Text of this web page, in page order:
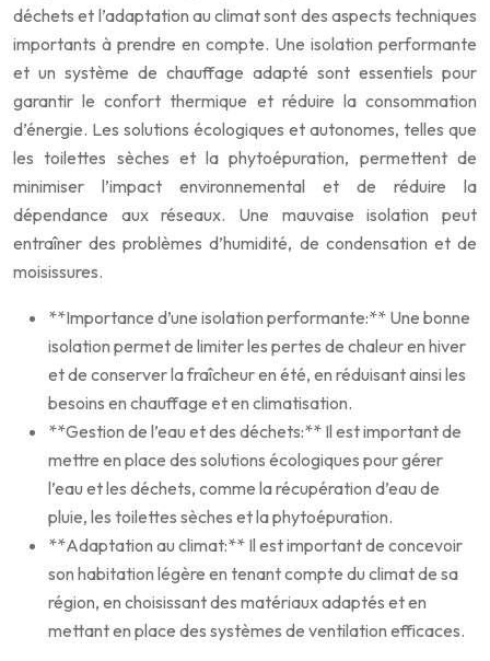
déchets et l’adaptation au climat sont des aspects techniques
importants à prendre en compte. Une isolation performante
et un système de chauffage adapté sont essentiels pour
garantir le confort thermique et réduire la consommation
d’énergie. Les solutions écologiques et autonomes, telles que
les toilettes sèches et la phytoépuration, permettent de
minimiser l’impact environnemental et de réduire la
dépendance aux réseaux. Une mauvaise isolation peut
entraîner des problèmes d’humidité, de condensation et de
moisissures.
**Importance d’une isolation performante:** Une bonne
isolation permet de limiter les pertes de chaleur en hiver
et de conserver la fraîcheur en été, en réduisant ainsi les
besoins en chauffage et en climatisation.
**Gestion de l’eau et des déchets:** Il est important de
mettre en place des solutions écologiques pour gérer
l’eau et les déchets, comme la récupération d’eau de
pluie, les toilettes sèches et la phytoépuration.
**Adaptation au climat:** Il est important de concevoir
son habitation légère en tenant compte du climat de sa
région, en choisissant des matériaux adaptés et en
mettant en place des systèmes de ventilation efficaces.